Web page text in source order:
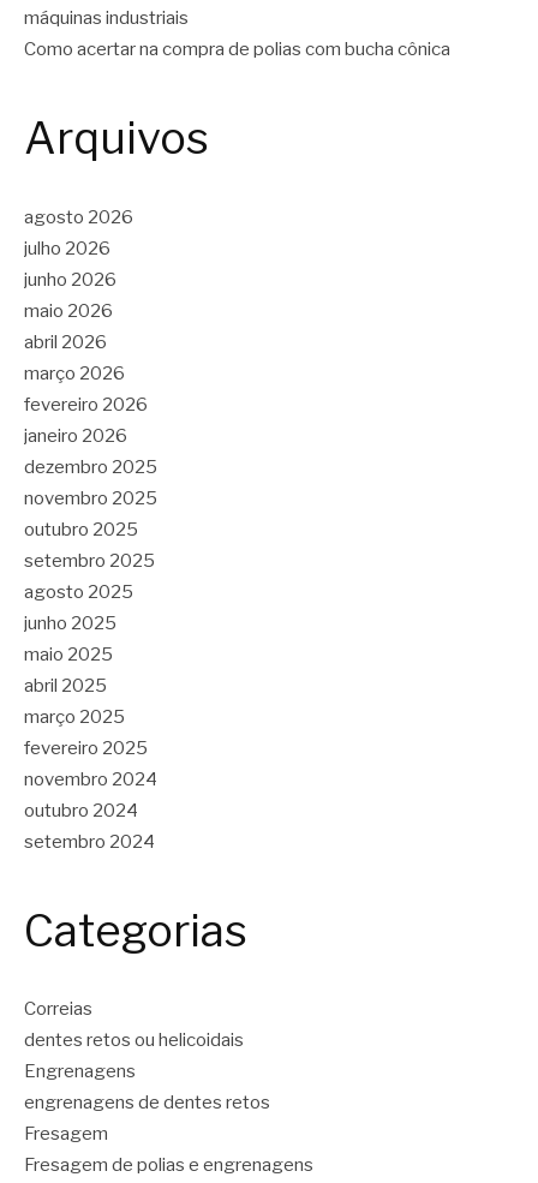
máquinas industriais
Como acertar na compra de polias com bucha cônica
Arquivos
agosto 2026
julho 2026
junho 2026
maio 2026
abril 2026
março 2026
fevereiro 2026
janeiro 2026
dezembro 2025
novembro 2025
outubro 2025
setembro 2025
agosto 2025
junho 2025
maio 2025
abril 2025
março 2025
fevereiro 2025
novembro 2024
outubro 2024
setembro 2024
Categorias
Correias
dentes retos ou helicoidais
Engrenagens
engrenagens de dentes retos
Fresagem
Fresagem de polias e engrenagens